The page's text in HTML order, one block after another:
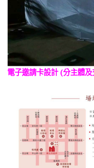
電子邀請卡設計 (分主體